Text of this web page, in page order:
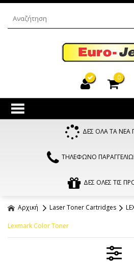
0
ΔΕΣ ΟΛΑ ΤΑ ΝΕΑ
ΤΗΛΕΦΩΝΟ
ΔΕΣ ΟΛΕΣ ΤΙΣ
Αρχική Laser Toner Cartridges
Lexmark Color Toner